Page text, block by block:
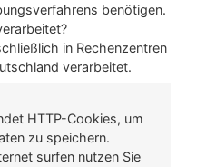
benötigen.
in Rechenzentren
verarbeitet.
HTTP-Cookies, um
zu speichern.
surfen nutzen Sie